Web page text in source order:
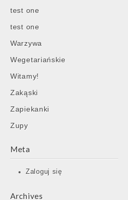
test one
test one
Warzywa
Wegetariańskie
Witamy!
Zakąski
Zapiekanki
Zupy
Meta
Zaloguj się
Archives